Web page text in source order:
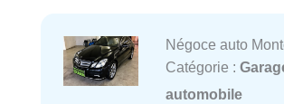
Négoce auto
Catégorie :
automobile